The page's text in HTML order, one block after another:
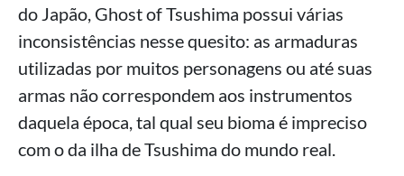
do Japão, Ghost of Tsushima possui várias
inconsistências nesse quesito: as armaduras
utilizadas por muitos personagens ou até suas
armas não correspondem aos instrumentos
daquela época, tal qual seu bioma é impreciso
com o da ilha de Tsushima do mundo real.